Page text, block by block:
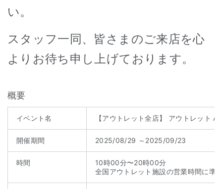
い。
スタッフ一同、皆さまのご来店を心
よりお待ち申し上げております。
概要
イベント名 【アウトレット全店】 アウトレット
開催期間 2025/08/29 ～2025/09/23
時間
10時00分〜20時00分
全国アウトレット施設の営業時間に準